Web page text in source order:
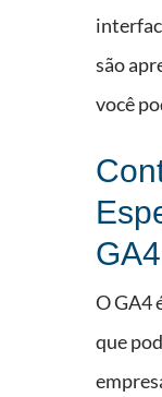
são
você
GA4
O GA4
que